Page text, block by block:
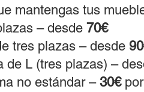
mantengas tus
– desde 70€
tres plazas – desde
de L (tres plazas) –
no estándar –30€por